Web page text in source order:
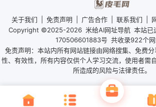
关于我们 免责声明 广告合作 联系我们
Copyright ©2025-2026 米给AI网址导航 本站已
170506601883号 共收录922个网
免责声明：本站内所有网站链接由网络搜集、免费
性、有效性，所有内容仅供个人学习交流，使用者需
所造成的风险与法律责任。